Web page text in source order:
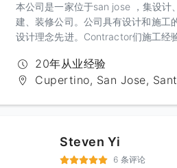
本公司是一家位于san jose ，集设计
建、装修公司。公司具有设计和施工
设计理念先进。Contractor们施工经
广大用户提供了近20年的房屋装修改
力，我们与很多知名的建材家居厂商
Builder & Design ，向您提供贴心的
来电咨询，我们提供免费报价咨询服
20年从业经验
Cupertino, San Jose,
Steven Yi
6 条评论